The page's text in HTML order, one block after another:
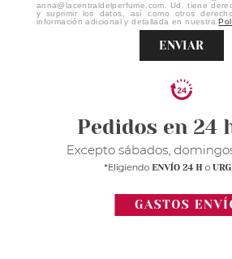
anna@lacentraldelperfume.com. Ud. tiene
y suprimir los datos, así como otros
información adicional y detallada en nuestra
ENVIAR